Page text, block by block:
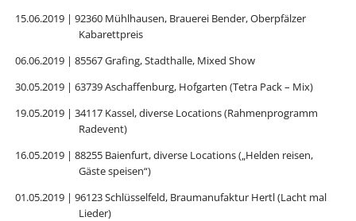
15.06.2019 | 92360 Mühlhausen, Brauerei Bender, Oberpfälzer
Kabarettpreis
06.06.2019 | 85567 Grafing, Stadthalle, Mixed Show
30.05.2019 | 63739 Aschaffenburg, Hofgarten (Tetra Pack – Mix)
19.05.2019 | 34117 Kassel, diverse Locations (Rahmenprogramm
Radevent)
16.05.2019 | 88255 Baienfurt, diverse Locations („Helden reisen,
Gäste speisen“)
01.05.2019 | 96123 Schlüsselfeld, Braumanufaktur Hertl (Lacht mal
Lieder)